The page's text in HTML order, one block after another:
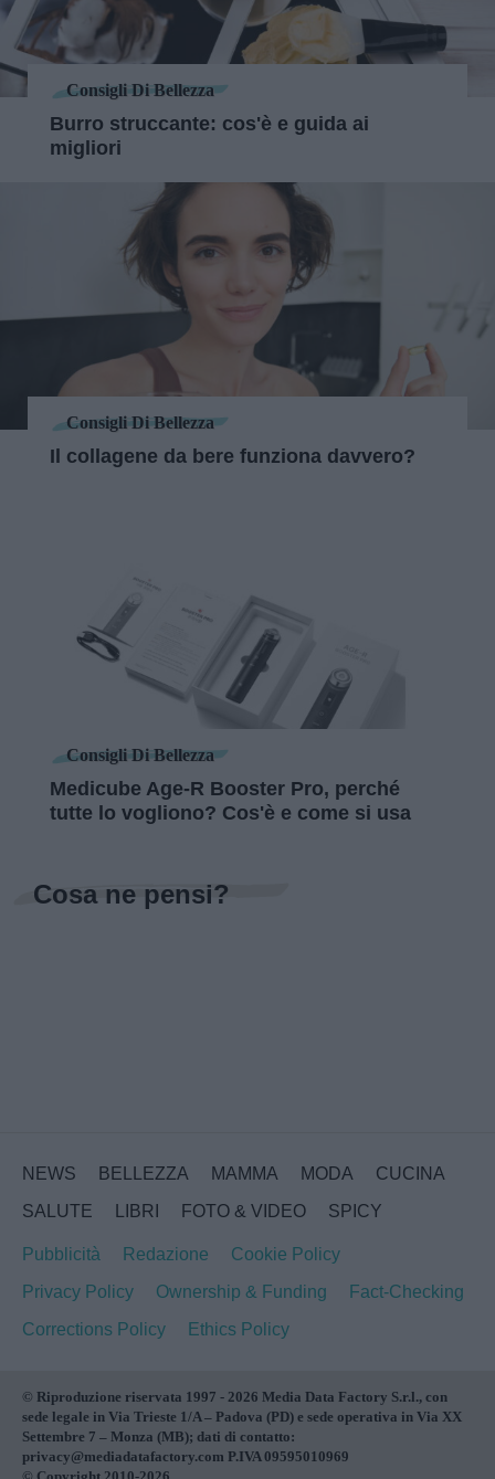
Consigli Di Bellezza
Burro struccante: cos'è e guida ai
migliori
Consigli Di Bellezza
Il collagene da bere funziona davvero?
Consigli Di Bellezza
Medicube Age-R Booster Pro, perché
tutte lo vogliono? Cos'è e come si usa
Cosa ne pensi?
NEWS BELLEZZA MAMMA MODA
CUCINA
SALUTE
LIBRI FOTO & VIDEO SPICY
Pubblicità Redazione
Cookie Policy
Privacy Policy
Ownership & Funding
Fact-Checking
Corrections Policy
Ethics Policy
© Riproduzione riservata 1997 - 2026 Media Data Factory S.r.l., con
sede legale in Via Trieste 1/A – Padova (PD) e sede operativa in Via XX
Settembre 7 – Monza (MB); dati di contatto:
privacy@mediadatafactory.com P.IVA 09595010969